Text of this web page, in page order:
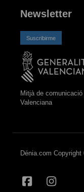
Newsletter
Suscribirme
Mitjà de
Valenciana
Dénia.com